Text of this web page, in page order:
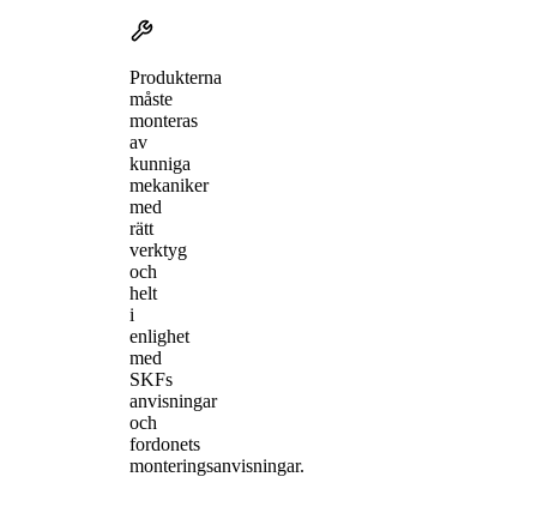
Produkterna
måste
monteras
av
kunniga
mekaniker
med
rätt
verktyg
och
helt
i
enlighet
med
SKFs
anvisningar
och
fordonets
monteringsanvisningar.